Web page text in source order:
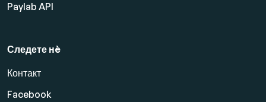
Paylab API
Следете нè
Контакт
Facebook